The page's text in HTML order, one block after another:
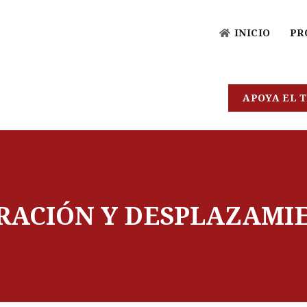
INICIO
APOYA EL
Y